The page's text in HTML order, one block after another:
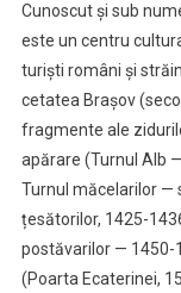
Cunoscut și sub
este un centru
turiști români și
cetatea Brașov
fragmente ale
apărare (Turnul Alb
Turnul măcelarilor —
țesătorilor, 1425-
postăvarilor — 1450-
(Poarta Ecaterinei,